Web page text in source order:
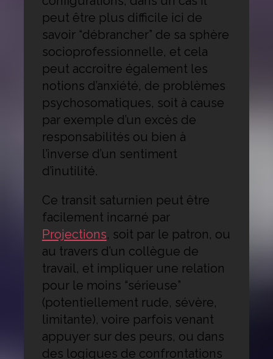
peut être plus difficile ici de
savoir “débrancher” de sa sphère
socioprofessionnelle, et cela
peut accroitre également les
notions d’anxiété, de problèmes
psychosomatiques, soit à cause
par exemple d’un excès de
responsabilités ou bien à
l’inverse d’un sentiment
d’inutilité.
Ce transit saturnien peut être
facilement incarné par
Projections, soit par le patron, ou
au travers d’un collègue de
travail, et impliquer une relation
pour le moins “sérieuse”
(potentiellement rude, sévère,
limitante), voire parfois venant
appuyer sur des peurs, ou dans
des logiques de confrontations